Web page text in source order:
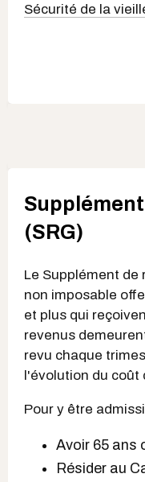
Sécurité de la
(SRG)
Le Supplément de
non imposable
et plus qui
revenus
revu chaque
l'évolution du coût
Pour y être
Avoir 65 ans
Résider au